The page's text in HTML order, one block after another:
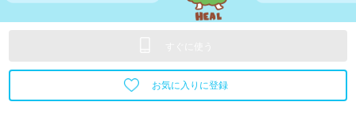
お気に入りに登録